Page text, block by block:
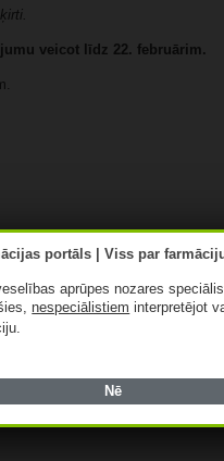
veicot līdz 22. februārim.
aprūpes nozares
nespeciālistiem interpretējot
Nē